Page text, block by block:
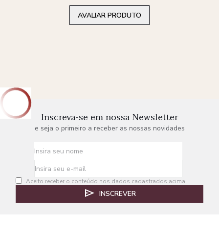
AVALIAR PRODUTO
Inscreva-se em nossa Newsletter
e seja o primeiro a receber as nossas novidades
Aceito receber o conteúdo nos dados cadastrados acima
INSCREVER